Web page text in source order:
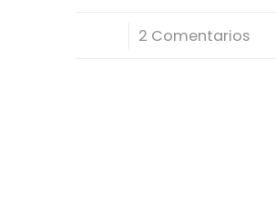
2 Comentarios